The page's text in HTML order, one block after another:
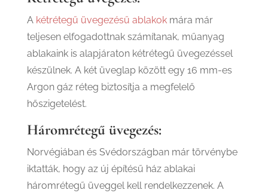
A kétrétegű üvegezésű ablakok mára már
teljesen elfogadottnak számítanak, műanyag
ablakaink is alapjáraton kétrétegű üvegezéssel
készülnek. A két üveglap között egy 16 mm-es
Argon gáz réteg biztosítja a megfelelő
hőszigetelést.
Háromrétegű üvegezés:
Norvégiában és Svédországban már törvénybe
iktatták, hogy az új építésű ház ablakai
háromrétegű üveggel kell rendelkezzenek. A